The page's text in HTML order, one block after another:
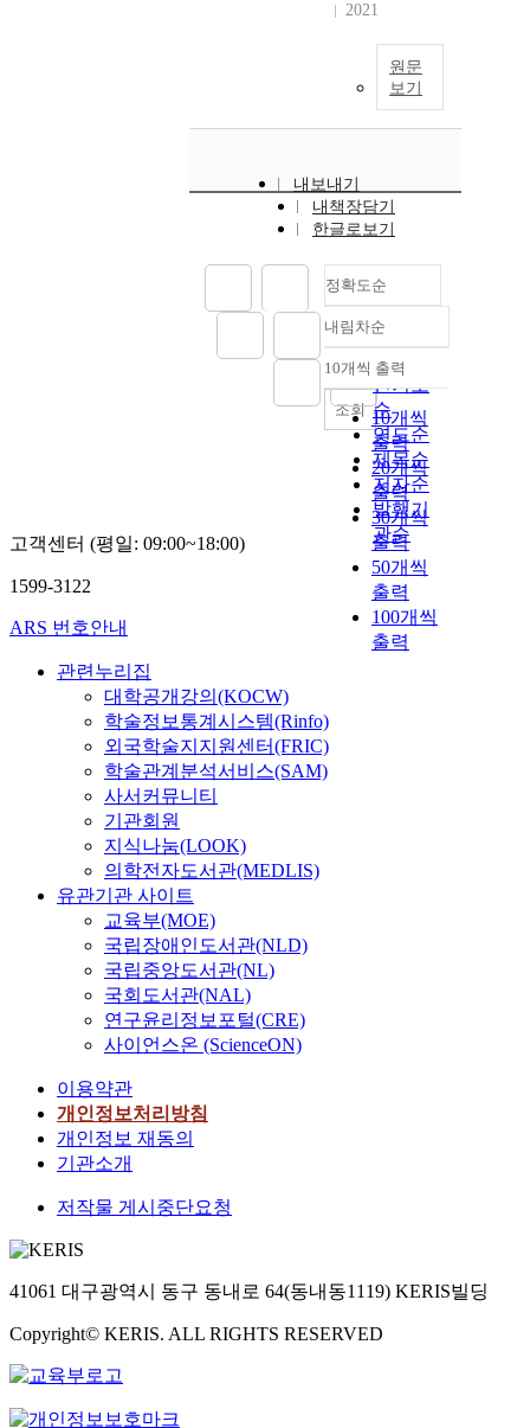
2021
원문
보기
내보내기
내책장담기
한글로보기
정확도순
정확도
순
인기도
순
연도순
제목순
저자순
발행기
관순
내림차순
내림차순
10개씩 출력
10개씩
출력
20개씩
출력
30개씩
출력
50개씩
출력
100개씩
출력
조회
고객센터 (평일: 09:00~18:00)
1599-3122
ARS 번호안내
관련누리집
대학공개강의(KOCW)
학술정보통계시스템(Rinfo)
외국학술지지원센터(FRIC)
학술관계분석서비스(SAM)
사서커뮤니티
기관회원
지식나눔(LOOK)
의학전자도서관(MEDLIS)
유관기관 사이트
교육부(MOE)
국립장애인도서관(NLD)
국립중앙도서관(NL)
국회도서관(NAL)
연구윤리정보포털(CRE)
사이언스온 (ScienceON)
이용약관
개인정보처리방침
개인정보 재동의
기관소개
저작물 게시중단요청
41061 대구광역시 동구 동내로 64(동내동1119) KERIS빌딩
Copyright© KERIS. ALL RIGHTS RESERVED